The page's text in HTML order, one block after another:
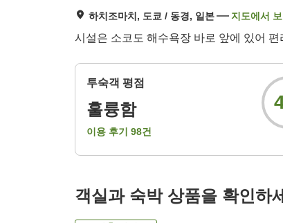
하치조마치, 도쿄 / 동경, 일본 지도에서 보
시설은 소코도 해수욕장 바로 앞에 있어
투숙객 평점
훌륭함
이용 후기 98건
객실과 숙박 상품을 확인하